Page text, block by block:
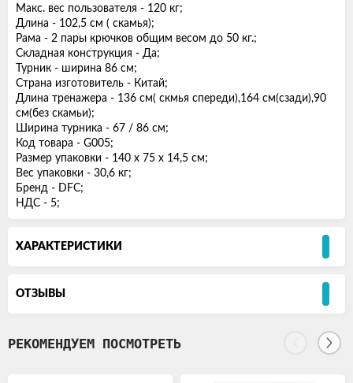
Макс. вес пользователя - 120 кг;
Длина - 102,5 см ( скамья);
Рама - 2 пары крючков общим весом до 50 кг.;
Складная конструкция - Да;
Турник - ширина 86 см;
Страна изготовитель - Китай;
Длина тренажера - 136 см( скмья спереди),164 см(сзади),90
см(без скамьи);
Ширина турника - 67 / 86 см;
Код товара - G005;
Размер упаковки - 140 х 75 х 14,5 см;
Вес упаковки - 30,6 кг;
Бренд - DFC;
НДС - 5;
ХАРАКТЕРИСТИКИ
ОТЗЫВЫ
РЕКОМЕНДУЕМ ПОСМОТРЕТЬ